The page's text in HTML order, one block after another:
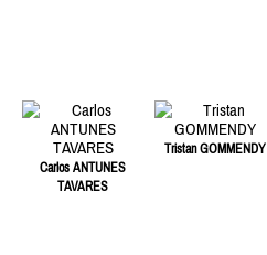
Carlos ANTUNES
TAVARES
Tristan GOMMENDY